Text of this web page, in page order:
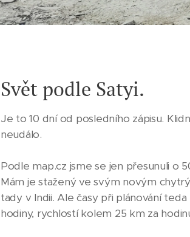
Svět podle Satyi.
Je to 10 dní od posledního zápisu.
neudálo.
Podle map.cz jsme se jen přesunuli o
Mám je stažený ve svým novým
tady v Indii. Ale časy při plánování
hodiny, rychlostí kolem 25 km za